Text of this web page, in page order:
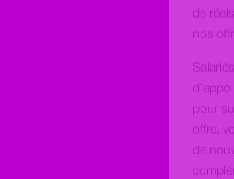
de réels
nos
pour
offre,
de